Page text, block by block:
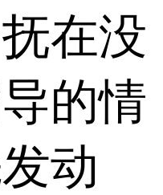
在没
的情
动